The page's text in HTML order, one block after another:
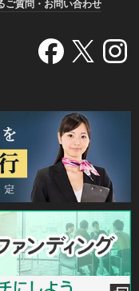
ご質問・お問い合わせ